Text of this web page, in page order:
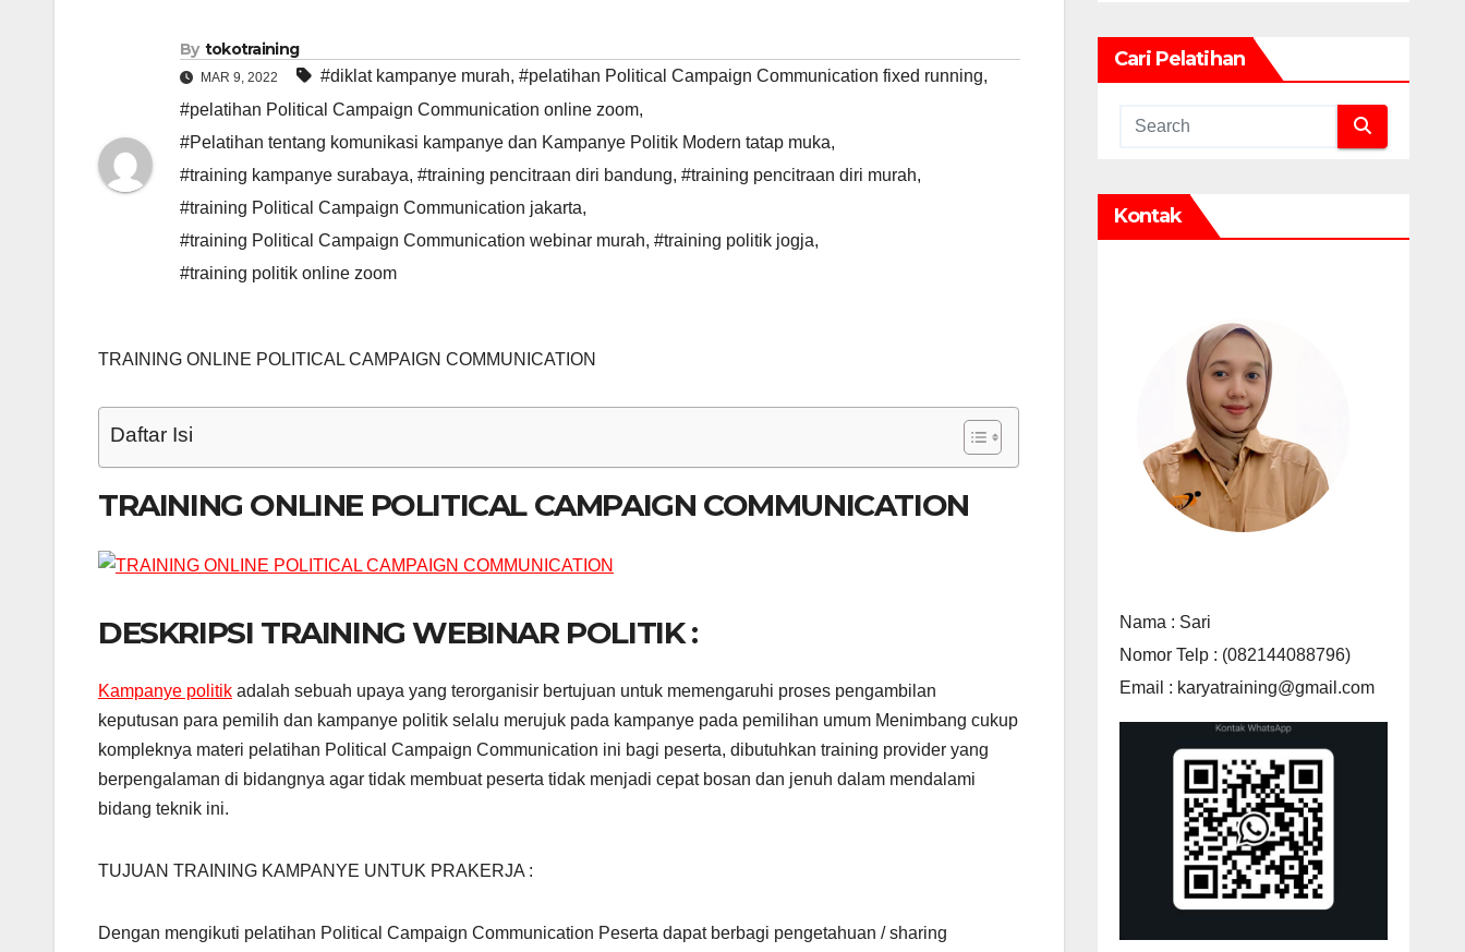
By tokotraining
MAR 9, 2022 #diklat kampanye murah, #pelatihan Political Campaign Communication fixed running,
#pelatihan Political Campaign Communication online zoom,
#Pelatihan tentang komunikasi kampanye dan Kampanye Politik Modern tatap muka,
#training kampanye surabaya, #training pencitraan diri bandung, #training pencitraan diri murah,
#training Political Campaign Communication jakarta,
#training Political Campaign Communication webinar murah, #training politik jogja,
#training politik online zoom
TRAINING ONLINE POLITICAL CAMPAIGN COMMUNICATION
Daftar Isi
TRAINING ONLINE POLITICAL CAMPAIGN COMMUNICATION
DESKRIPSI TRAINING WEBINAR POLITIK :
Kampanye politik adalah sebuah upaya yang terorganisir bertujuan untuk memengaruhi proses pengambilan
keputusan para pemilih dan kampanye politik selalu merujuk pada kampanye pada pemilihan umum Menimbang cukup
kompleknya materi pelatihan Political Campaign Communication ini bagi peserta, dibutuhkan training provider yang
berpengalaman di bidangnya agar tidak membuat peserta tidak menjadi cepat bosan dan jenuh dalam mendalami
bidang teknik ini.
TUJUAN TRAINING KAMPANYE UNTUK PRAKERJA :
Dengan mengikuti pelatihan Political Campaign Communication Peserta dapat berbagi pengetahuan / sharing
Cari Pelatihan
Kontak
Nama : Sari
Nomor Telp : (082144088796)
Email : karyatraining@gmail.com